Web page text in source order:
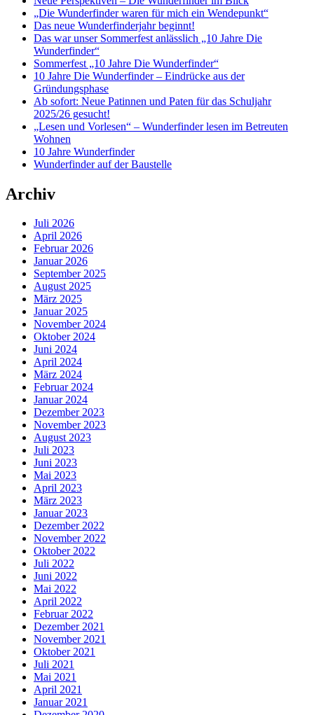
„Die Wunderfinder waren für mich ein Wendepunkt“
Das neue Wunderfinderjahr beginnt!
Das war unser Sommerfest anlässlich „10 Jahre Die
Wunderfinder“
Sommerfest „10 Jahre Die Wunderfinder“
10 Jahre Die Wunderfinder – Eindrücke aus der
Gründungsphase
Ab sofort: Neue Patinnen und Paten für das Schuljahr
2025/26 gesucht!
„Lesen und Vorlesen“ – Wunderfinder lesen im Betreuten
Wohnen
10 Jahre Wunderfinder
Wunderfinder auf der Baustelle
Archiv
Juli 2026
April 2026
Februar 2026
Januar 2026
September 2025
August 2025
März 2025
Januar 2025
November 2024
Oktober 2024
Juni 2024
April 2024
März 2024
Februar 2024
Januar 2024
Dezember 2023
November 2023
August 2023
Juli 2023
Juni 2023
Mai 2023
April 2023
März 2023
Januar 2023
Dezember 2022
November 2022
Oktober 2022
Juli 2022
Juni 2022
Mai 2022
April 2022
Februar 2022
Dezember 2021
November 2021
Oktober 2021
Juli 2021
Mai 2021
April 2021
Januar 2021